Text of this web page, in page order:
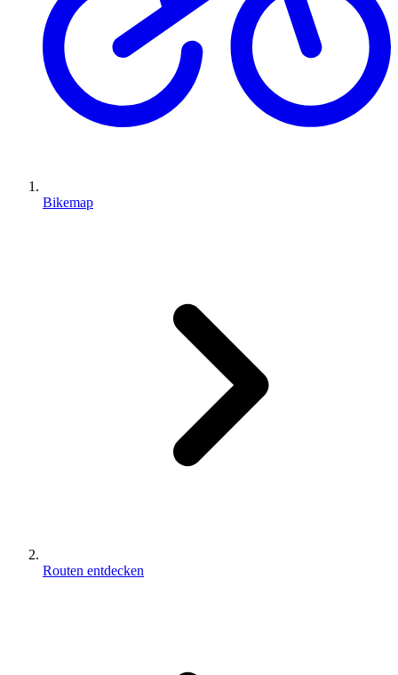
Bikemap
Routen entdecken